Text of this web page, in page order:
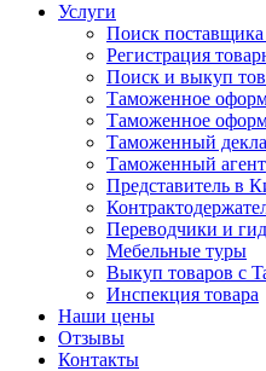
Услуги
Поиск
Регистрация
Поиск и выкуп
Таможенное
Таможенное
Таможенный
Таможенный агент
Представитель в
Переводчики и
Мебельные туры
Выкуп товаров с
Инспекция товара
Наши цены
Отзывы
Контакты